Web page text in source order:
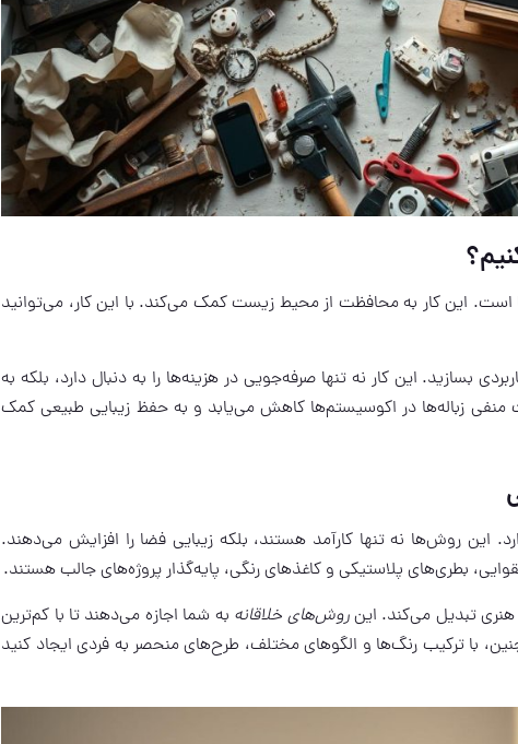
است. این کار به محافظت از محیط زیست کمک می‌کند. با این کار، می‌توانید
بسازید. این کار نه تنها صرفه‌جویی در هزینه‌ها را به دنبال دارد، بلکه به
زباله‌ها در اکوسیستم‌ها کاهش می‌یابد و به حفظ زیبایی طبیعی کمک
این روش‌ها نه تنها کارآمد هستند، بلکه زیبایی فضا را افزایش می‌دهند.
بطری‌های پلاستیکی و کاغذ‌های رنگی، پایه‌گذار پروژه‌های جالب هستند.
هنری تبدیل می‌کند. اینروش‌های خلاقانه به شما اجازه می‌دهند تا با کم‌ترین
با ترکیب رنگ‌ها و الگوهای مختلف، طرح‌های منحصر به فردی ایجاد کنید